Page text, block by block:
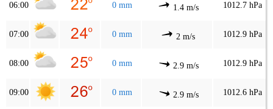
06:00 0 mm 1.4 m/s 1012.7 hPa
07:00 0 mm 2 m/s 1012.9 hPa
08:00 0 mm 2.9 m/s 1012.9 hPa
09:00 0 mm 2.9 m/s 1012.6 hPa